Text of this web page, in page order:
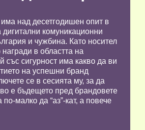
над десетгодишен опит в
дигитални комуникационни
и чужбина. Като носител
в областта на
със сигурност има какво да ви
на успешни бранд
се в сесията му, за да
е бъдещето пред брандовете
малко да “аз”-кат, а повече